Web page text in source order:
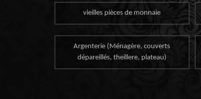
vieilles pièces de monnaie
Argenterie (Ménagère, couverts
dépareillés, theillere, plateau)